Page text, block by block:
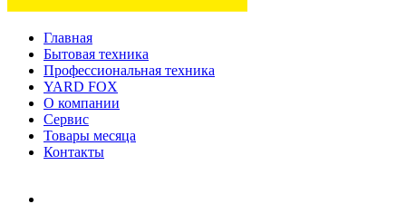
Главная
Бытовая техника
Профессиональная техника
YARD FOX
О компании
Сервис
Товары месяца
Контакты